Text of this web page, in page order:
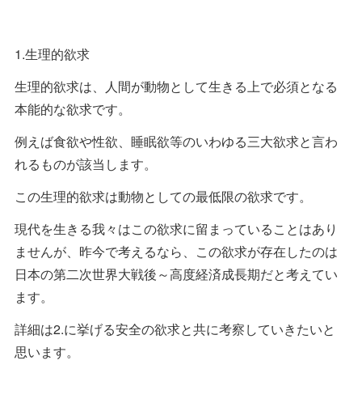
1.生理的欲求
生理的欲求は、人間が動物として生きる上で必須となる
本能的な欲求です。
例えば食欲や性欲、睡眠欲等のいわゆる三大欲求と言わ
れるものが該当します。
この生理的欲求は動物としての最低限の欲求です。
現代を生きる我々はこの欲求に留まっていることはあり
ませんが、昨今で考えるなら、この欲求が存在したのは
日本の第二次世界大戦後～高度経済成長期だと考えてい
ます。
詳細は2.に挙げる安全の欲求と共に考察していきたいと
思います。